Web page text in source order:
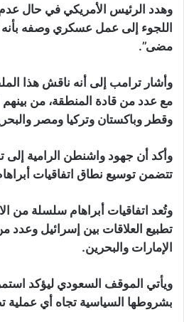
وهدد الرئيس الأمريكي في حال عدم
اللجوء إلى عمل عسكري وصفه
مضى”.
وأشار ترامب إلى أنه ناقش هذا
مع عدد من قادة المنطقة، من بينهم
وقطر وباكستان وتركيا ومصر
وأكد أن جهود واشنطن الرامية
تتضمن توسيع نطاق اتفاقيات
وتُعد اتفاقيات أبراهام سلسلة من
تطبيع العلاقات بين إسرائيل وعدد
الإمارات والبحرين.
ويأتي الموقف السعودي ليؤكد
بشروطها السياسية تجاه أي عملية